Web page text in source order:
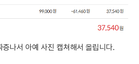
나서 아예 사진 캡쳐해서 올립니다.